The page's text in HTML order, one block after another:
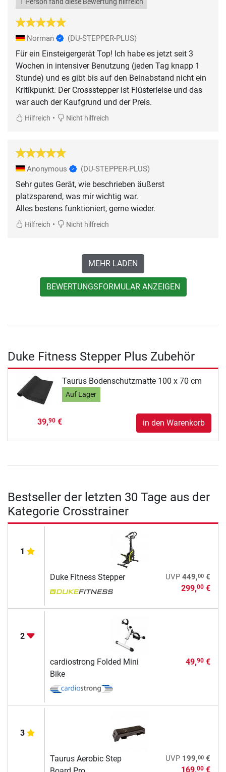
1 Person fand diese Bewertung hilfreich
Norman (DU-STEPPER-PLUS)
Für ein Einsteigergerät Top! Ich habe es jetzt seit 3
Wochen in intensiver Benutzung (jeden Tag knapp 1
Stunde) und es gibt bis auf den Beinabstand nicht ein
Kritikpunkt. Der Crossstepper ist Flüsterleise und das
war auch der Kaufgrund und der Preis.
Hilfreich • Nicht hilfreich
Anonymous (DU-STEPPER-PLUS)
Sehr gutes Gerät, wie beschrieben äußerst
platzsparend, was mir wichtig war.
Alles bestens funktioniert, gerne wieder.
Hilfreich • Nicht hilfreich
MEHR LADEN
BEWERTUNGSFORMULAR ANZEIGEN
Duke Fitness Stepper Plus Zubehör
Taurus Bodenschutzmatte 100 x 70 cm
Auf Lager
39,90€ in den Warenkorb
Bestseller der letzten 30 Tage aus der
Kategorie Crosstrainer
1
Duke Fitness Stepper UVP 449,00€
299,00€
2
cardiostrong Folded Mini
Bike
49,90€
3
Taurus Aerobic Step
UVP 199,00€
169,00€